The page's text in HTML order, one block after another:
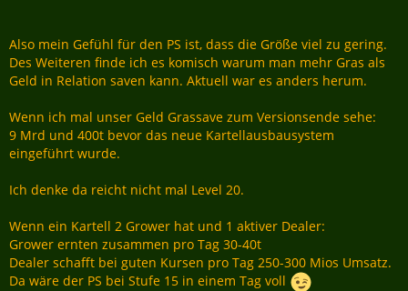
Also mein Gefühl für den PS ist, dass die Größe viel zu gering.
Des Weiteren finde ich es komisch warum man mehr Gras als
Geld in Relation saven kann. Aktuell war es anders herum.
Wenn ich mal unser Geld Grassave zum Versionsende sehe:
9 Mrd und 400t bevor das neue Kartellausbausystem
eingeführt wurde.
Ich denke da reicht nicht mal Level 20.
Wenn ein Kartell 2 Grower hat und 1 aktiver Dealer:
Grower ernten zusammen pro Tag 30-40t
Dealer schafft bei guten Kursen pro Tag 250-300 Mios Umsatz.
Da wäre der PS bei Stufe 15 in einem Tag voll